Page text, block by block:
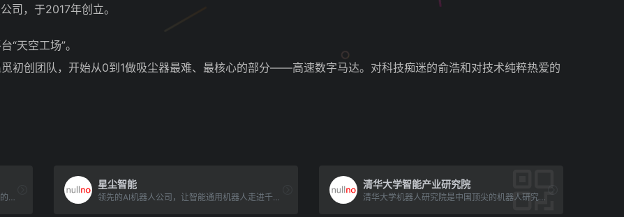
司，于2017年创立。
“天空工场”。
初创团队，开始从0到1做吸尘器最难、最核心的部分——高速数字马达。对科技痴迷的俞浩和对技术纯粹热爱的
AgilityRobotics是一家总部位于美国俄勒冈州的机器人公司。他们专注于开发先进的腿部机器人系统，能[…]
星尘智能
领先的AI机器人公司，让智能通用机器人走进千家万户。穿越苦旅，以达星尘星尘智能（Astribot）致力于[…]
清华大学智能产业研究院
清华大学机器人研究院是中国顶尖的机器人研究机构之一，他们在机器人感知与控制、人机交互与智能控制、生物机器人等方[…]